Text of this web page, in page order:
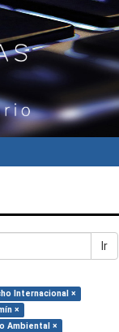
Ir
Internacional ×
×
Ambiental ×